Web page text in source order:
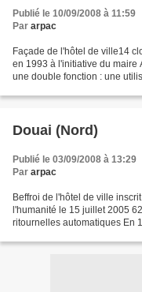
Publié le 10/09/2008 à 11:59
Par arpac
Façade de l'hôtel de ville14
en 1993 à l'initiative du maire
une double fonction : une
Douai (Nord)
Publié le 03/09/2008 à 13:29
Par arpac
Beffroi de l'hôtel de ville
l'humanité le 15 juillet 2005
ritournelles automatiques En